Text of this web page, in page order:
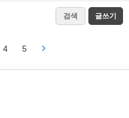
검색 글쓰기
4 5